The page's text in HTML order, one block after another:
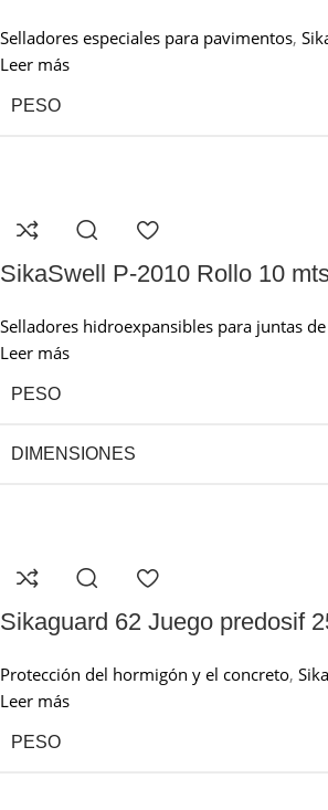
Selladores especiales para pavimentos,
Leer más
PESO
SikaSwell P-2010 Rollo 10
Selladores hidroexpansibles para juntas
Leer más
PESO
DIMENSIONES
Sikaguard 62 Juego predosif
Protección del hormigón y el concreto, Sika
Leer más
PESO